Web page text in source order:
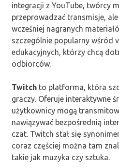
integracji z YouTube, twórcy
przeprowadzać transmisje,
wcześniej nagranych
szczególnie popularny wśród
edukacyjnych, którzy chcą
odbiorców.
Twitch to platforma, która
graczy. Oferuje interaktywne
użytkownicy mogą
nawiązywać bezpośrednią
czat. Twitch stał się
coraz częściej można tam
takie jak muzyka czy sztuka.